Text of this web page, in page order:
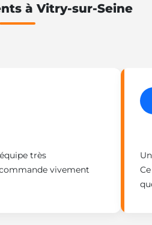
à Vitry-sur-Seine
très
vivement